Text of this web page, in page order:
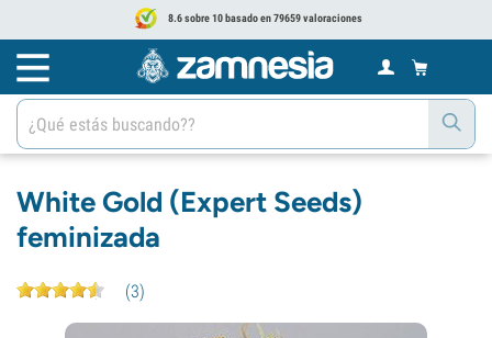
8.6 sobre 10 basado en 79659 valoraciones
White Gold (Expert Seeds)
feminizada
(3)